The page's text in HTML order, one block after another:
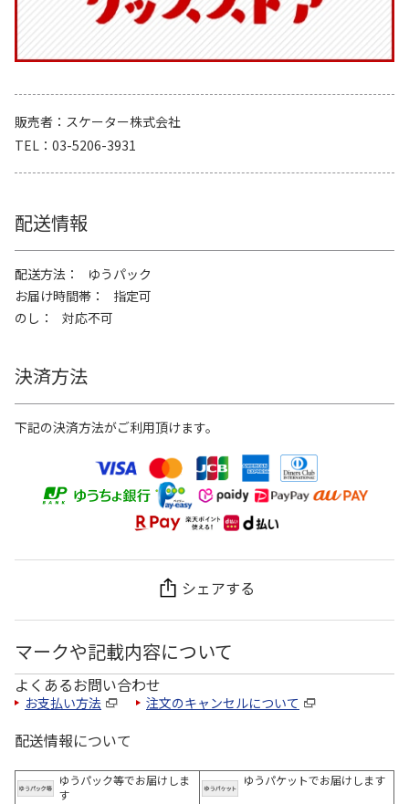
販売者
スケーター株式会社
TEL
03-5206-3931
配送情報
配送方法
ゆうパック
お届け時間帯
指定可
のし
対応不可
決済方法
下記の決済方法がご利用頂けます。
シェアする
マークや記載内容について
よくあるお問い合わせ
お支払い方法 注文のキャンセルについて
配送情報について
ゆうパック等でお届けしま
す
ゆうパケットでお届けします